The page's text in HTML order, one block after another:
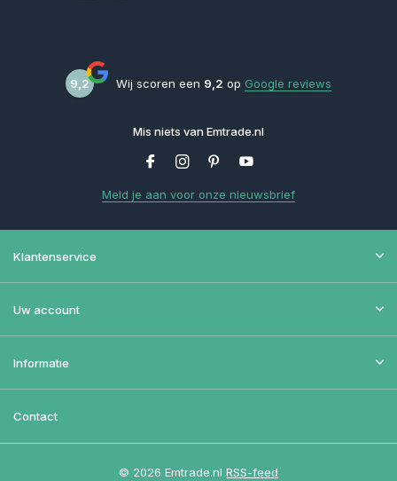
9,2 Wij scoren een 9,2 op Google reviews
Mis niets van Emtrade.nl
Meld je aan voor onze nieuwsbrief
Klantenservice
Uw account
Informatie
Contact
© 2026 Emtrade.nl RSS-feed